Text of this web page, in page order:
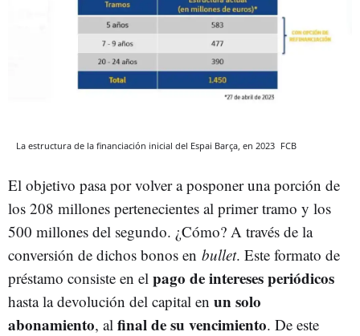
La estructura de la financiación inicial del Espai Barça, en 2023 FCB
El objetivo pasa por volver a posponer una porción de
los 208 millones pertenecientes al primer tramo y los
500 millones del segundo. ¿Cómo? A través de la
conversión de dichos bonos en bullet. Este formato de
préstamo consiste en el pago de intereses periódicos
hasta la devolución del capital en un solo
abonamiento, al final de su vencimiento. De este